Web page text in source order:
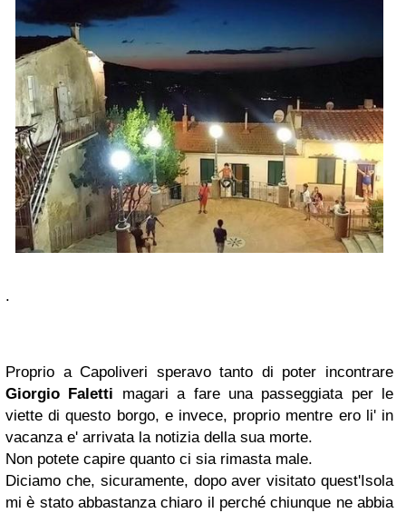
.
Proprio a Capoliveri speravo tanto di poter incontrare
Giorgio Faletti magari a fare una passeggiata per le
viette di questo borgo, e invece, proprio mentre ero li' in
vacanza e' arrivata la notizia della sua morte.
Non potete capire quanto ci sia rimasta male.
Diciamo che, sicuramente, dopo aver visitato quest'Isola
mi è stato abbastanza chiaro il perché chiunque ne abbia